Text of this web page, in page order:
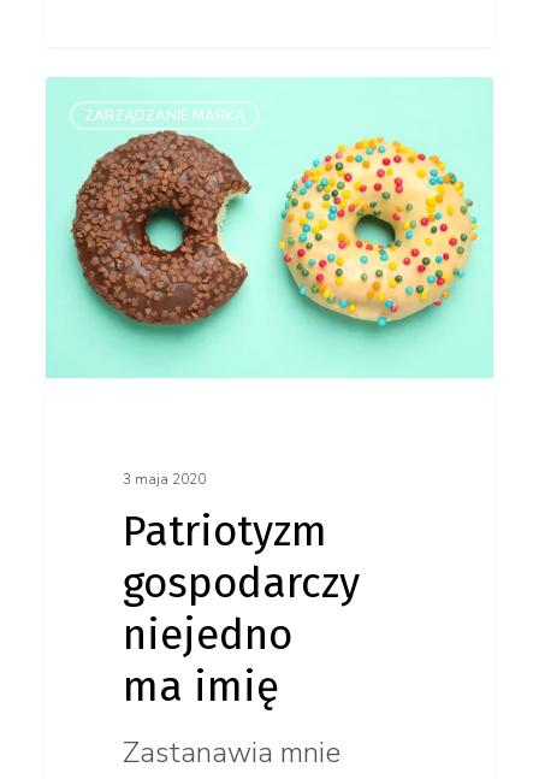
Patriotyzm
gospodarczy
niejedno
ma imię
ZARZĄDZANIE MARKĄ
3 maja 2020
Patriotyzm
gospodarczy
niejedno
ma imię
Zastanawia mnie